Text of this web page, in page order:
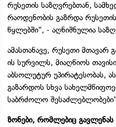
რუსეთის საზღვრებთან,
რაოდენობის გაზრდა
წყლებში", - აღნიშნულია
ამასთანავე, რუსეთი მთავარ
ის სურვილს, მიაღწიოს
აბსოლუტურ უპირატესობას,
გაზარდოს სხვა
საბრძოლო
ზონები, რომლებიც გავლენას